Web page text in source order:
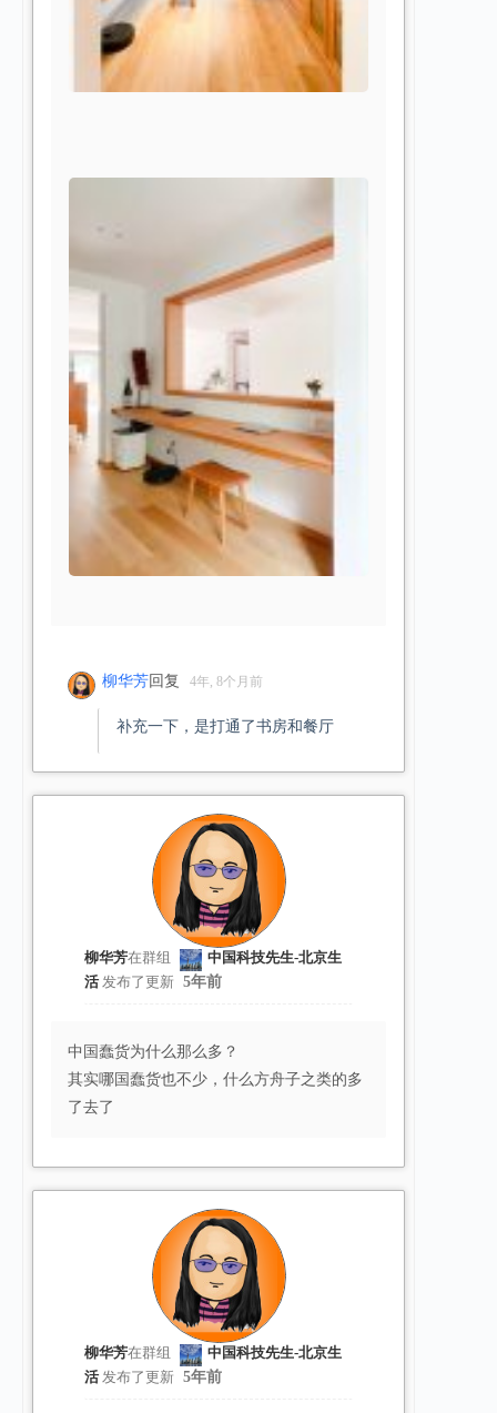
柳华芳回复 4年, 8个月前
补充一下，是打通了书房和餐厅
柳华芳在群组
中国科技先生-北京生
活发布了更新 5年前
中国蠢货为什么那么多？
其实哪国蠢货也不少，什么方舟子之类的多
了去了
柳华芳在群组
中国科技先生-北京生
活发布了更新 5年前